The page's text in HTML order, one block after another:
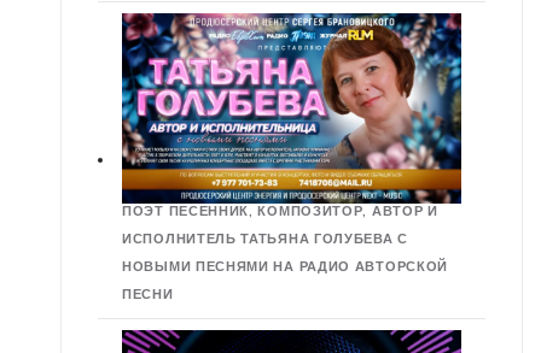
ПОЭТ ПЕСЕННИК, КОМПОЗИТОР, АВТОР И
ИСПОЛНИТЕЛЬ ТАТЬЯНА ГОЛУБЕВА С
НОВЫМИ ПЕСНЯМИ НА РАДИО АВТОРСКОЙ
ПЕСНИ